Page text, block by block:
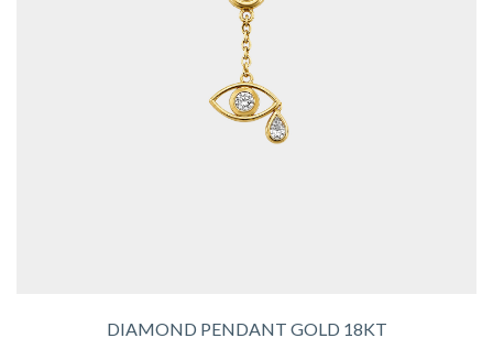
DIAMOND PENDANT GOLD 18KT